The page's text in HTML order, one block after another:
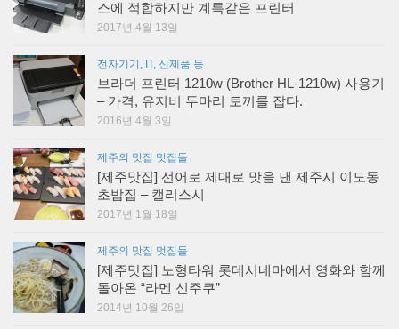
스에 적합하지만 계륵같은 프린터
2017년 4월 13일
전자기기, IT, 신제품 등
브라더 프린터 1210w (Brother HL-1210w) 사용기
– 가격, 유지비 두마리 토끼를 잡다.
2016년 4월 3일
제주의 맛집 멋집들
[제주맛집] 선어로 제대로 맛을 낸 제주시 이도동
초밥집 – 캘리스시
2017년 1월 18일
제주의 맛집 멋집들
[제주맛집] 노형타워 롯데시네마에서 영화와 함께
돌아온 “라멘 신주쿠”
2014년 10월 26일